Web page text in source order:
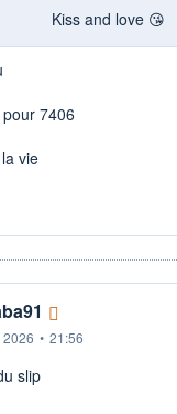
Kiss and love 😘
7406
vie
• 21:56
slip